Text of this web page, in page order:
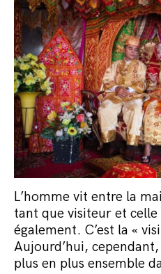
L’homme vit entre la
tant que visiteur et
également. C’est la «
Aujourd’hui,
plus en plus ensemble